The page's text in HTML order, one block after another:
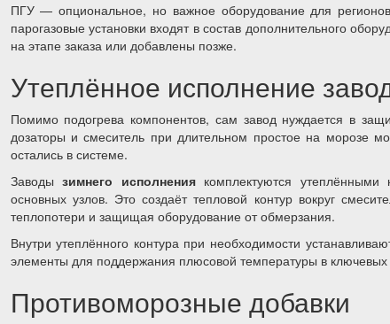
ПГУ — опциональное, но важное оборудование для
парогазовые установки входят в состав дополнительного
на этапе заказа или добавлены позже.
Утеплённое исполнение
Помимо подогрева компонентов, сам завод нуждается в
дозаторы и смеситель при длительном простое на морозе
остались в системе.
Заводызимнего исполнениякомплектуются утеплёнными
основных узлов. Это создаёт тепловой контур вокруг
теплопотери и защищая оборудование от обмерзания.
Внутри утеплённого контура при необходимости
элементы для поддержания плюсовой температуры в
Противоморозные добавки